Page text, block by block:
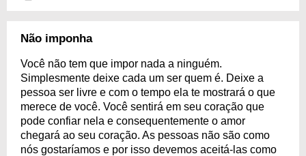
Não imponha
Você não tem que impor nada a ninguém.
Simplesmente deixe cada um ser quem é. Deixe a
pessoa ser livre e com o tempo ela te mostrará o que
merece de você. Você sentirá em seu coração que
pode confiar nela e consequentemente o amor
chegará ao seu coração. As pessoas não são como
nós gostaríamos e por isso devemos aceitá-las como